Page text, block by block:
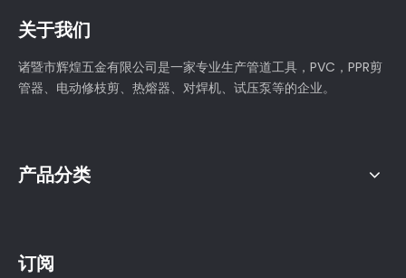
关于我们
诸暨市辉煌五金有限公司是一家专业生产管道工具，PVC，PPR剪
管器、电动修枝剪、热熔器、对焊机、试压泵等的企业。
产品分类
订阅